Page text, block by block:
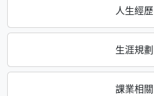
人生經歷
生涯規劃
課業相關